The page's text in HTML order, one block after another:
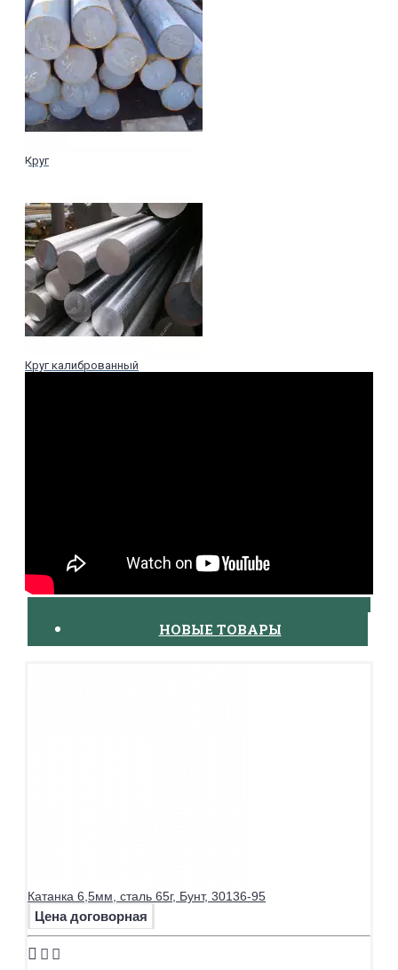
Круг
Круг калиброванный
НОВЫЕ ТОВАРЫ
Катанка 6,5мм, сталь 65г, Бунт, 30136-95
Цена договорная